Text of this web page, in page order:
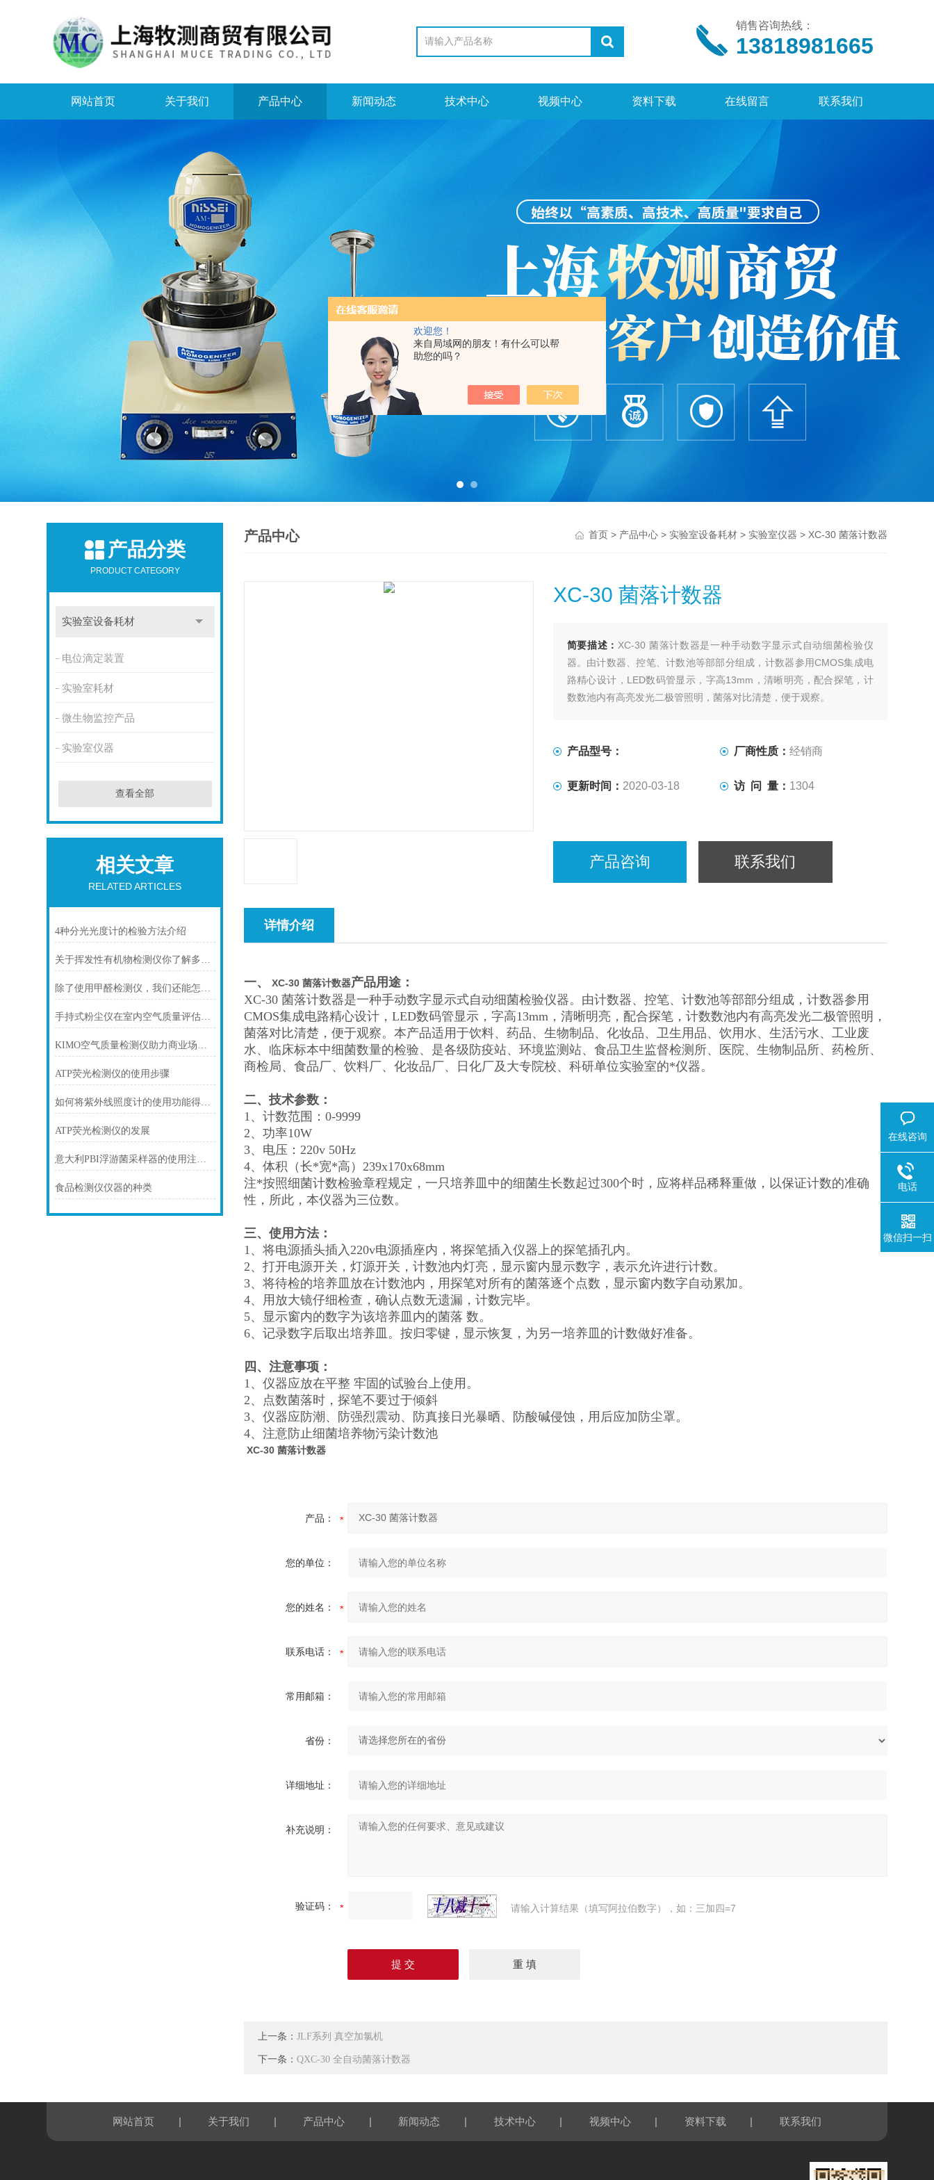
欢迎您！
来自局域网的朋友！有什么可以帮
助您的吗？
销售咨询热线：
13818981665
网站首页 关于我们 产品中心 新闻动态 技术中心 视频中心 资料下载 在线留言 联系我们
产品分类
PRODUCT CATEGORY
实验室设备耗材
电位滴定装置
实验室耗材
微生物监控产品
实验室仪器
查看全部
相关文章
RELATED ARTICLES
4种分光光度计的检验方法介绍
关于挥发性有机物检测仪你了解多少？
除了使用甲醛检测仪，我们还能怎么了解甲醛
手持式粉尘仪在室内空气质量评估中的应用
KIMO空气质量检测仪助力商业场所打造优质空气环境
ATP荧光检测仪的使用步骤
如何将紫外线照度计的使用功能得到利用
ATP荧光检测仪的发展
意大利PBI浮游菌采样器的使用注意事项
食品检测仪仪器的种类
产品中心 首页> 产品中心> 实验室设备耗材> 实验室仪器 > XC-30 菌落计数器
XC-30 菌落计数器
简要描述： XC-30 菌落计数器是一种手动数字显示式自动细菌检验仪
器。由计数器、控笔、计数池等部部分组成，计数器参用CMOS集成电
路精心设计，LED数码管显示，字高13mm，清晰明亮，配合探笔，计
数数池内有高亮发光二极管照明，菌落对比清楚，便于观察。
产品型号： 厂商性质：经销商
更新时间： 2020-03-18 访 问 量： 1304
产品咨询 联系我们
详情介绍
一、 XC-30 菌落计数器产品用途：
XC-30 菌落计数器是一种手动数字显示式自动细菌检验仪器。由计数器、控笔、计数池等部部分组成，计数器参用
CMOS集成电路精心设计，LED数码管显示，字高13mm，清晰明亮，配合探笔，计数数池内有高亮发光二极管照明，
菌落对比清楚，便于观察。本产品适用于饮料、药品、生物制品、化妆品、卫生用品、饮用水、生活污水、工业废
水、临床标本中细菌数量的检验、是各级防疫站、环境监测站、食品卫生监督检测所、医院、生物制品所、药检所、
商检局、食品厂、饮料厂、化妆品厂、日化厂及大专院校、科研单位实验室的*仪器。
二、技术参数：
1、计数范围：0-9999
2、功率10W
3、电压：220v 50Hz
4、体积（长*宽*高）239x170x68mm
注*按照细菌计数检验章程规定，一只培养皿中的细菌生长数起过300个时，应将样品稀释重做，以保证计数的准确
性，所此，本仪器为三位数。
三、使用方法：
1、将电源插头插入220v电源插座内，将探笔插入仪器上的探笔插孔内。
2、打开电源开关，灯源开关，计数池内灯亮，显示窗内显示数字，表示允许进行计数。
3、将待检的培养皿放在计数池内，用探笔对所有的菌落逐个点数，显示窗内数字自动累加。
4、用放大镜仔细检查，确认点数无遗漏，计数完毕。
5、显示窗内的数字为该培养皿内的菌落 数。
6、记录数字后取出培养皿。按归零键，显示恢复，为另一培养皿的计数做好准备。
四、注意事项：
1、仪器应放在平整 牢固的试验台上使用。
2、点数菌落时，探笔不要过于倾斜
3、仪器应防潮、防强烈震动、防真接日光暴晒、防酸碱侵蚀，用后应加防尘罩。
4、注意防止细菌培养物污染计数池
XC-30 菌落计数器
产品：
您的单位：
您的姓名：
联系电话：
常用邮箱：
省份：
详细地址：
补充说明：
验证码： 请输入计算结果（填写阿拉伯数字），如：三加四=7
上一条：JLF系列 真空加氯机
下一条：QXC-30 全自动菌落计数器
网站首页 | 关于我们 | 产品中心 | 新闻动态 | 技术中心 | 视频中心 | 资料下载 | 联系我们
在线咨询
电话
微信扫一扫